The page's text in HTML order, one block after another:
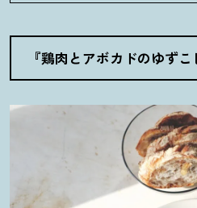
『鶏肉とアボカドのゆず